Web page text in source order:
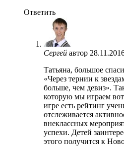
Ответить
Сергей автор
Татьяна, большое
«Через тернии к
больше, чем девиз».
которую мы играем
игре есть рейтинг
отслеживается
внеклассных
успехи. Детей
этого получится к